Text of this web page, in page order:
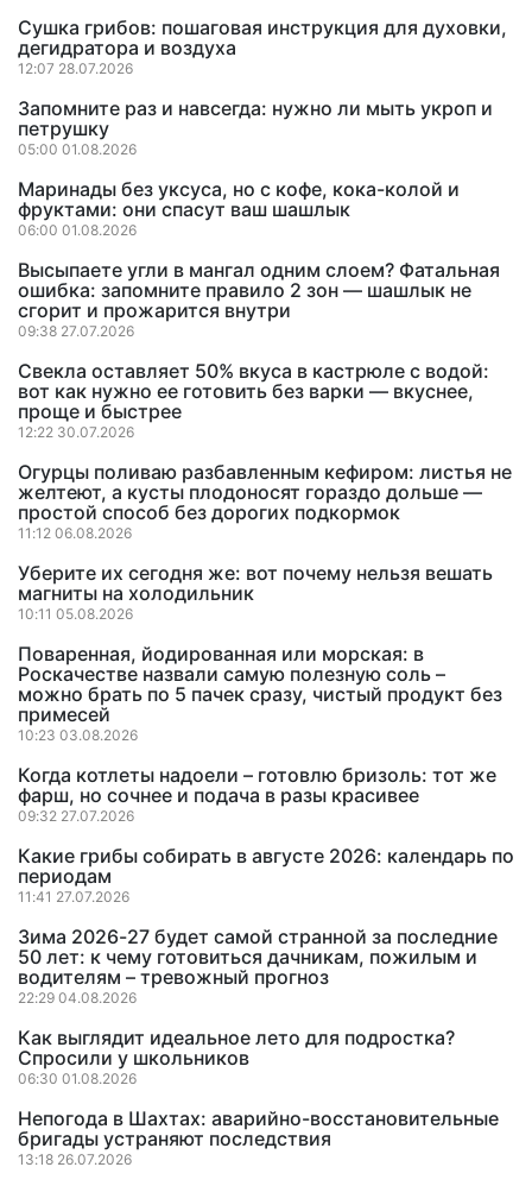
Сушка грибов: пошаговая инструкция для духовки,
дегидратора и воздуха
12:07 28.07.2026
Запомните раз и навсегда: нужно ли мыть укроп и
петрушку
05:00 01.08.2026
Маринады без уксуса, но с кофе, кока-колой и
фруктами: они спасут ваш шашлык
06:00 01.08.2026
Высыпаете угли в мангал одним слоем? Фатальная
ошибка: запомните правило 2 зон — шашлык не
сгорит и прожарится внутри
09:38 27.07.2026
Свекла оставляет 50% вкуса в кастрюле с водой:
вот как нужно ее готовить без варки — вкуснее,
проще и быстрее
12:22 30.07.2026
Огурцы поливаю разбавленным кефиром: листья не
желтеют, а кусты плодоносят гораздо дольше —
простой способ без дорогих подкормок
11:12 06.08.2026
Уберите их сегодня же: вот почему нельзя вешать
магниты на холодильник
10:11 05.08.2026
Поваренная, йодированная или морская: в
Роскачестве назвали самую полезную соль –
можно брать по 5 пачек сразу, чистый продукт без
примесей
10:23 03.08.2026
Когда котлеты надоели – готовлю бризоль: тот же
фарш, но сочнее и подача в разы красивее
09:32 27.07.2026
Какие грибы собирать в августе 2026: календарь по
периодам
11:41 27.07.2026
Зима 2026-27 будет самой странной за последние
50 лет: к чему готовиться дачникам, пожилым и
водителям – тревожный прогноз
22:29 04.08.2026
Как выглядит идеальное лето для подростка?
Спросили у школьников
06:30 01.08.2026
Непогода в Шахтах: аварийно-восстановительные
бригады устраняют последствия
13:18 26.07.2026